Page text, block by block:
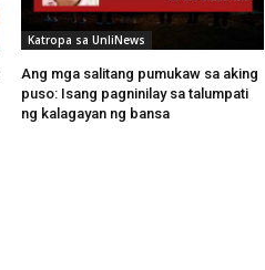
Katropa sa UnliNews
Ang mga salitang pumukaw sa aking
puso: Isang pagninilay sa talumpati
ng kalagayan ng bansa